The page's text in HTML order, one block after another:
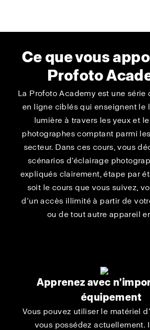
Ce que vous
Profoto
La Profoto Academy est une série
en ligne ciblés qui enseignent le
lumière à travers les yeux et
photographes comptant parmi
secteur. Dans ces cours, vous
scénarios d’éclairage
expliqués clairement, étape par
soit le cours que vous suivez,
d’un accès illimité à partir de
ou de tout autre appareil
Apprenez avec
équipement
Vous pouvez utiliser le matériel
vous possédez actuellement.